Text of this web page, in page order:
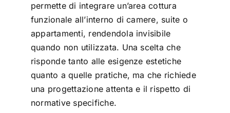
permette di integrare un’area cottura
funzionale all’interno di camere, suite o
appartamenti, rendendola invisibile
quando non utilizzata. Una scelta che
risponde tanto alle esigenze estetiche
quanto a quelle pratiche, ma che richiede
una progettazione attenta e il rispetto di
normative specifiche.